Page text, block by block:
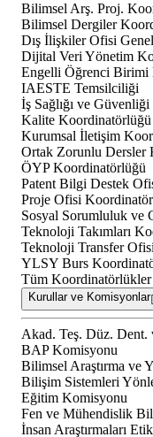
Bilimsel Arş. Proj.
Bilimsel Dergiler
Dış İlişkiler Ofisi
Dijital Veri Yönetim
Engelli Öğrenci Birimi
IAESTE Temsilciliği
İş Sağlığı ve
Kalite Koordinatörlüğü
Kurumsal İletişim
Ortak Zorunlu Dersler
ÖYP Koordinatörlüğü
Patent Bilgi Destek
Proje Ofisi
Sosyal Sorumluluk ve
Teknoloji Takımları
Teknoloji Transfer
YLSY Burs
Tüm
Kurullar ve Komisyonlar
Akad. Teş. Düz.
BAP Komisyonu
Bilimsel Araştırma ve
Bilişim Sistemleri
Eğitim Komisyonu
Fen ve Mühendislik
İnsan Araştırmaları